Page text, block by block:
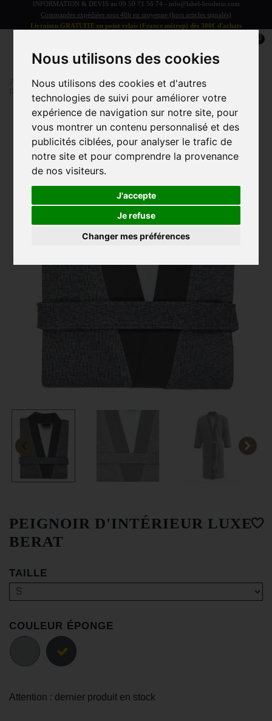
Nous utilisons des cookies
Nous utilisons des cookies et d'autres
technologies de suivi pour améliorer votre
expérience de navigation sur notre site, pour
vous montrer un contenu personnalisé et des
publicités ciblées, pour analyser le trafic de
notre site et pour comprendre la provenance
de nos visiteurs.
J'accepte
Je refuse
Changer mes préférences
INFORMATION & DEVIS au 09 50 71 56 74 - info@label-broderie.com
Commandes expédiées sous 48h en moyenne (hors articles signalés)
Livraison GRATUITE en point relais (France métrop) dès 300€ d'achats
0
Accueil > Linge de bain > LINGE DE BAIN ADULTE
Peignoir polaire
Peignoir d'intérieur Luxe Berat
Promo
PEIGNOIR D'INTÉRIEUR LUXE
BERAT
TAILLE
COULEUR ÉPONGE
Attention : dernier produit en stock